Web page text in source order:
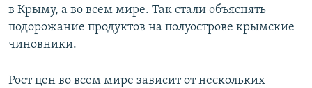
в Крыму, а во всем мире. Так стали объяснять
подорожание продуктов на полуострове крымские
чиновники.
Рост цен во всем мире зависит от нескольких